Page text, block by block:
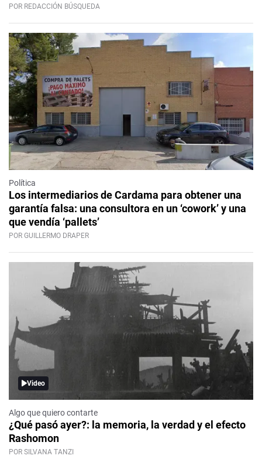
POR REDACCIÓN BÚSQUEDA
Política
Los intermediarios de Cardama para obtener una
garantía falsa: una consultora en un ‘cowork’ y una
que vendía ‘pallets’
POR GUILLERMO DRAPER
Video
Algo que quiero contarte
¿Qué pasó ayer?: la memoria, la verdad y el efecto
Rashomon
POR SILVANA TANZI